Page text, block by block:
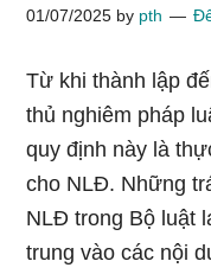
01/07/2025 by pth
Từ khi thành lập
thủ nghiêm pháp
quy định này là
cho NLĐ. Những
NLĐ trong Bộ luật
trung vào các nội